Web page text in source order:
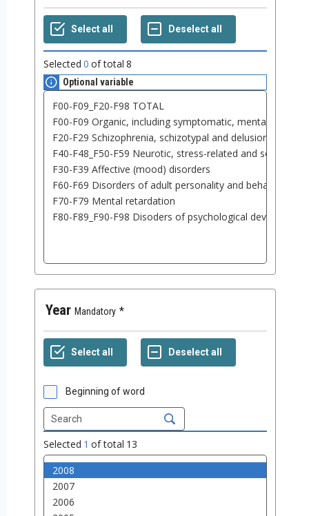
Selected 0 of total 8
Optional variable
Year Mandatory
Beginning of word
Selected 1 of total 13